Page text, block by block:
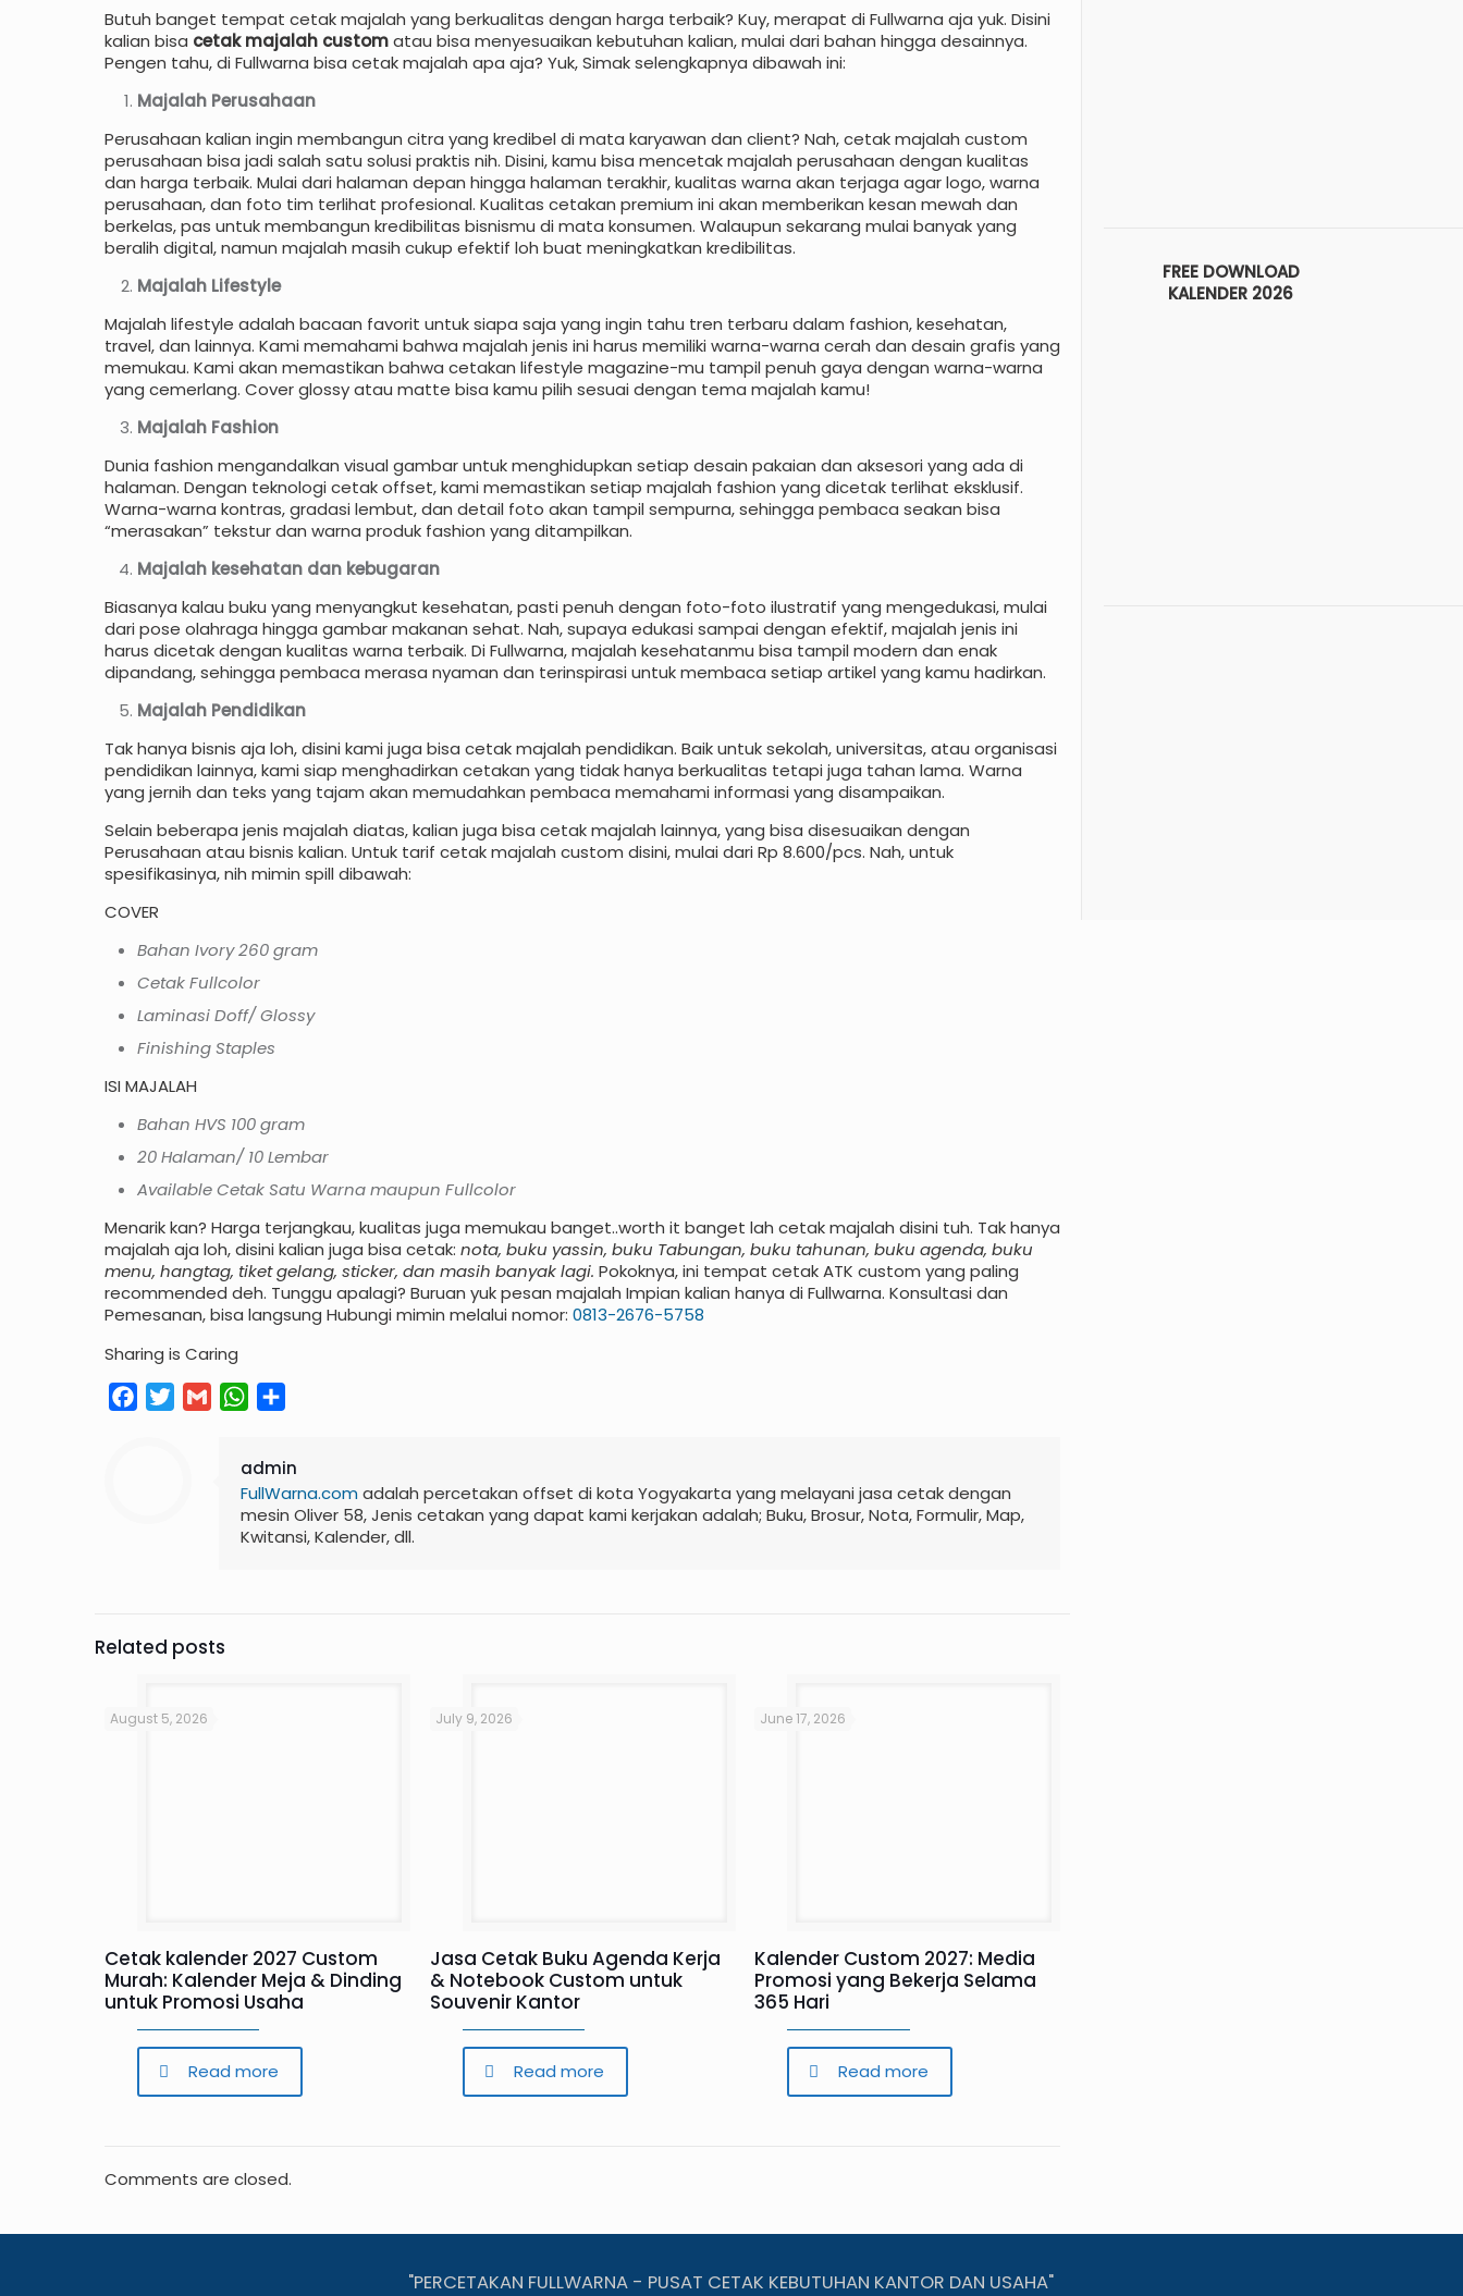
Butuh banget tempat cetak majalah yang berkualitas dengan harga terbaik? Kuy, merapat di Fullwarna aja yuk. Disini
kalian bisa cetak majalah customatau bisa menyesuaikan kebutuhan kalian, mulai dari bahan hingga desainnya.
Pengen tahu, di Fullwarna bisa cetak majalah apa aja? Yuk, Simak selengkapnya dibawah ini:
Majalah Perusahaan
Perusahaan kalian ingin membangun citra yang kredibel di mata karyawan dan client? Nah, cetak majalah custom
perusahaan bisa jadi salah satu solusi praktis nih. Disini, kamu bisa mencetak majalah perusahaan dengan kualitas
dan harga terbaik. Mulai dari halaman depan hingga halaman terakhir, kualitas warna akan terjaga agar logo, warna
perusahaan, dan foto tim terlihat profesional. Kualitas cetakan premium ini akan memberikan kesan mewah dan
berkelas, pas untuk membangun kredibilitas bisnismu di mata konsumen. Walaupun sekarang mulai banyak yang
beralih digital, namun majalah masih cukup efektif loh buat meningkatkan kredibilitas.
Majalah Lifestyle
Majalah lifestyle adalah bacaan favorit untuk siapa saja yang ingin tahu tren terbaru dalam fashion, kesehatan,
travel, dan lainnya. Kami memahami bahwa majalah jenis ini harus memiliki warna-warna cerah dan desain grafis yang
memukau. Kami akan memastikan bahwa cetakan lifestyle magazine-mu tampil penuh gaya dengan warna-warna
yang cemerlang. Cover glossy atau matte bisa kamu pilih sesuai dengan tema majalah kamu!
Majalah Fashion
Dunia fashion mengandalkan visual gambar untuk menghidupkan setiap desain pakaian dan aksesori yang ada di
halaman. Dengan teknologi cetak offset, kami memastikan setiap majalah fashion yang dicetak terlihat eksklusif.
Warna-warna kontras, gradasi lembut, dan detail foto akan tampil sempurna, sehingga pembaca seakan bisa
“merasakan” tekstur dan warna produk fashion yang ditampilkan.
Majalah kesehatan dan kebugaran
Biasanya kalau buku yang menyangkut kesehatan, pasti penuh dengan foto-foto ilustratif yang mengedukasi, mulai
dari pose olahraga hingga gambar makanan sehat. Nah, supaya edukasi sampai dengan efektif, majalah jenis ini
harus dicetak dengan kualitas warna terbaik. Di Fullwarna, majalah kesehatanmu bisa tampil modern dan enak
dipandang, sehingga pembaca merasa nyaman dan terinspirasi untuk membaca setiap artikel yang kamu hadirkan.
Majalah Pendidikan
Tak hanya bisnis aja loh, disini kami juga bisa cetak majalah pendidikan. Baik untuk sekolah, universitas, atau organisasi
pendidikan lainnya, kami siap menghadirkan cetakan yang tidak hanya berkualitas tetapi juga tahan lama. Warna
yang jernih dan teks yang tajam akan memudahkan pembaca memahami informasi yang disampaikan.
Selain beberapa jenis majalah diatas, kalian juga bisa cetak majalah lainnya, yang bisa disesuaikan dengan
Perusahaan atau bisnis kalian. Untuk tarif cetak majalah custom disini, mulai dari Rp 8.600/pcs. Nah, untuk
spesifikasinya, nih mimin spill dibawah:
COVER
Bahan Ivory 260 gram
Cetak Fullcolor
Laminasi Doff/ Glossy
Finishing Staples
ISI MAJALAH
Bahan HVS 100 gram
20 Halaman/ 10 Lembar
Available Cetak Satu Warna maupun Fullcolor
Menarik kan? Harga terjangkau, kualitas juga memukau banget..worth it banget lah cetak majalah disini tuh. Tak hanya
majalah aja loh, disini kalian juga bisa cetak: nota, buku yassin, buku Tabungan, buku tahunan, buku agenda, buku
menu, hangtag, tiket gelang, sticker, dan masih banyak lagi. Pokoknya, ini tempat cetak ATK custom yang paling
recommended deh. Tunggu apalagi? Buruan yuk pesan majalah Impian kalian hanya di Fullwarna. Konsultasi dan
Pemesanan, bisa langsung Hubungi mimin melalui nomor: 0813-2676-5758
Sharing is Caring
FacebookTwitterGmail WhatsApp
admin
FullWarna.comadalah percetakan offset di kota Yogyakarta yang melayani jasa cetak dengan
mesin Oliver 58, Jenis cetakan yang dapat kami kerjakan adalah; Buku, Brosur, Nota, Formulir, Map,
Kwitansi, Kalender, dll.
Related posts
August 5, 2026
Cetak kalender 2027 Custom
Murah: Kalender Meja & Dinding
untuk Promosi Usaha
Read more
July 9, 2026
Jasa Cetak Buku Agenda Kerja
& Notebook Custom untuk
Souvenir Kantor
Read more
June 17, 2026
Kalender Custom 2027: Media
Promosi yang Bekerja Selama
365 Hari
Read more
Comments are closed.
FREE DOWNLOAD
KALENDER 2026
"PERCETAKAN FULLWARNA - PUSAT CETAK KEBUTUHAN KANTOR DAN USAHA"